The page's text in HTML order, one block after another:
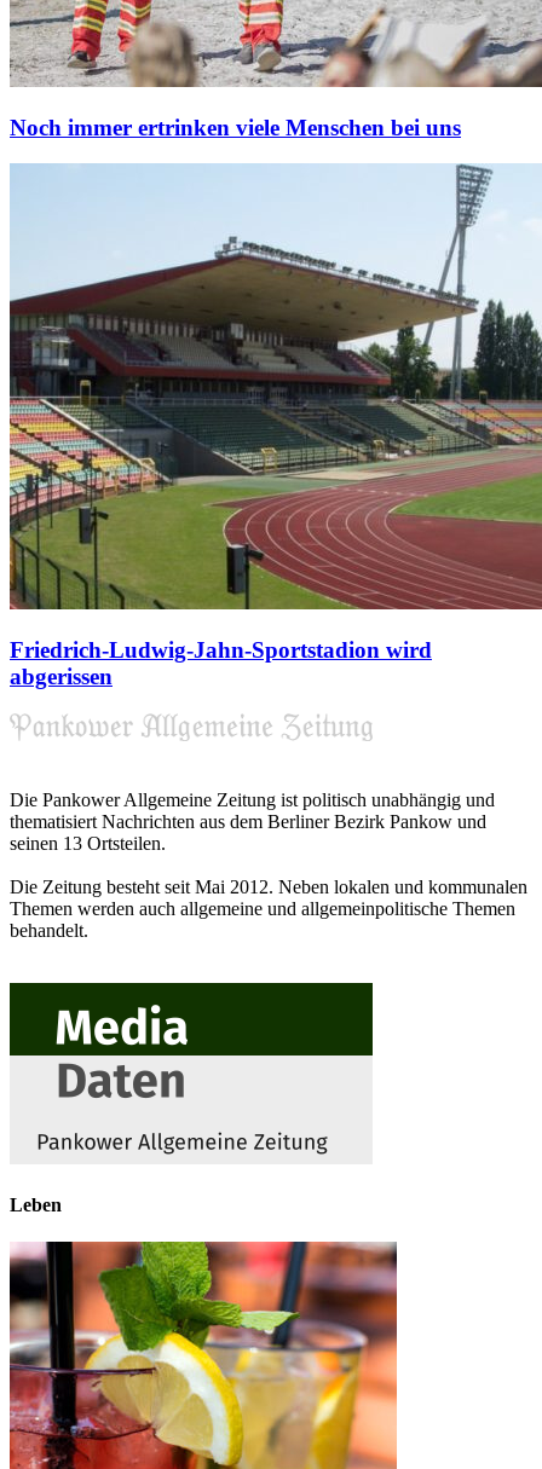
Noch immer ertrinken viele Menschen bei uns
Friedrich-Ludwig-Jahn-Sportstadion wird
abgerissen
Die Pankower Allgemeine Zeitung ist politisch unabhängig und
thematisiert Nachrichten aus dem Berliner Bezirk Pankow und
seinen 13 Ortsteilen.
Die Zeitung besteht seit Mai 2012. Neben lokalen und kommunalen
Themen werden auch allgemeine und allgemeinpolitische Themen
behandelt.
Leben